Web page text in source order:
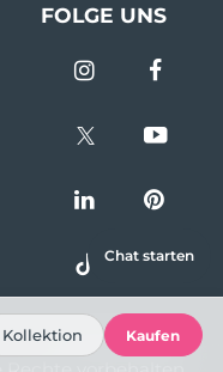
FOLGE UNS
© 2026 FOREO
Chat starten
Kollektion Kaufen